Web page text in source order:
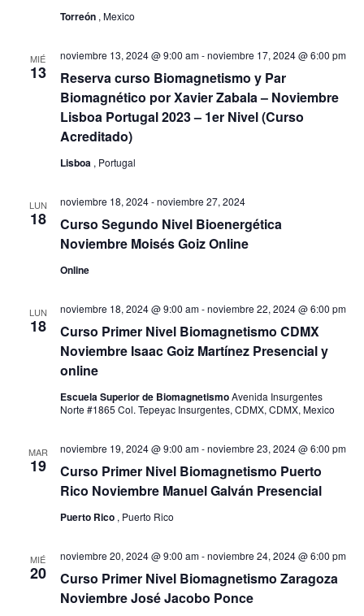
t
o
Torreón , Mexico
MIÉ
13
Reserva curso Biomagnetismo y Par
Biomagnético por Xavier Zabala – Noviembre
Lisboa Portugal 2023 – 1er Nivel (Curso
Acreditado)
noviembre 13, 2024 @ 9:00 am-noviembre 17, 2024 @ 6:00 pm
Lisboa , Portugal
LUN
18
Curso Segundo Nivel Bioenergética
Noviembre Moisés Goiz Online
noviembre 18, 2024-noviembre 27, 2024
Online
LUN
18
Curso Primer Nivel Biomagnetismo CDMX
Noviembre Isaac Goiz Martínez Presencial y
online
noviembre 18, 2024 @ 9:00 am-noviembre 22, 2024 @ 6:00 pm
Escuela Superior de BiomagnetismoAvenida Insurgentes
Norte #1865 Col. Tepeyac Insurgentes, CDMX, CDMX, Mexico
MAR
19
Curso Primer Nivel Biomagnetismo Puerto
Rico Noviembre Manuel Galván Presencial
noviembre 19, 2024 @ 9:00 am-noviembre 23, 2024 @ 6:00 pm
Puerto Rico , Puerto Rico
MIÉ
20
Curso Primer Nivel Biomagnetismo Zaragoza
Noviembre José Jacobo Ponce
noviembre 20, 2024 @ 9:00 am-noviembre 24, 2024 @ 6:00 pm